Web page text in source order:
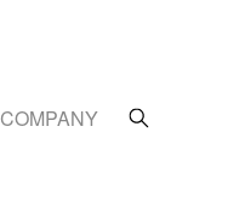
COMPANY